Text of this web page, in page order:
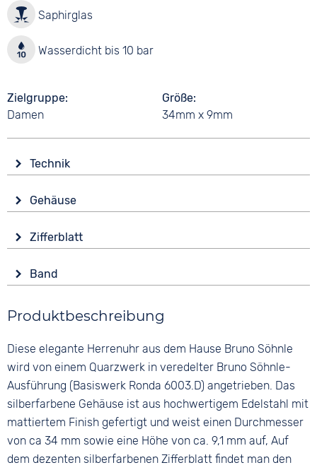
Saphirglas
Wasserdicht bis 10 bar
Zielgruppe
Damen
Größe
34mm x 9mm
Technik
Batterie (Quarz)
Funktionen
Datumsanzeige
Wasserdicht
10 bar
Gehäuse
Saphirglas
Form
Rund
Material
Farbe
Silber
Zifferblatt
Analog
Silber
Ziffern
Keine
Band
Silber
Material
Bandschließe
Faltschließe
Produktbeschreibung
Diese elegante Herrenuhr aus dem Hause Bruno Söhnle
wird von einem Quarzwerk in veredelter Bruno Söhnle-
Ausführung (Basiswerk Ronda 6003.D) angetrieben. Das
silberfarbene Gehäuse ist aus hochwertigem Edelstahl mit
mattiertem Finish gefertigt und weist einen Durchmesser
von ca 34 mm sowie eine Höhe von ca. 9,1 mm auf, Auf
dem dezenten silberfarbenen Zifferblatt findet man den